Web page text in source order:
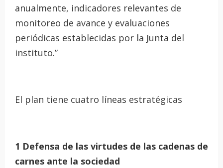
anualmente, indicadores relevantes de
monitoreo de avance y evaluaciones
periódicas establecidas por la Junta del
instituto.”
El plan tiene cuatro líneas estratégicas
1 Defensa de las virtudes de las cadenas de
carnes ante la sociedad